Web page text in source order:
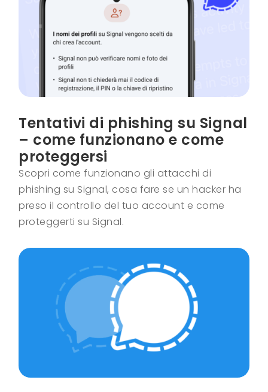
Tentativi di phishing su Signal
– come funzionano e come
proteggersi
Scopri come funzionano gli attacchi di
phishing su Signal, cosa fare se un hacker ha
preso il controllo del tuo account e come
proteggerti su Signal.